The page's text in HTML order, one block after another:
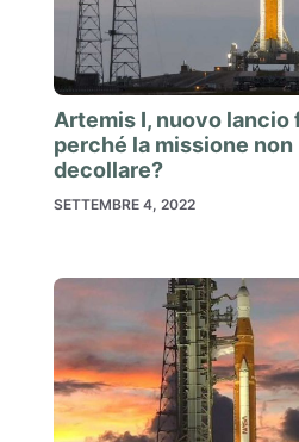
Artemis I, nuovo lancio
perché la missione non
decollare?
SETTEMBRE 4, 2022